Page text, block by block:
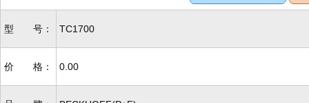
型 号： TC1700
价 格： 0.00